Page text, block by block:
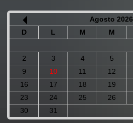
Agosto 2026
D
L M M
2
3 4 5
9
10 11 12
16
17 18 19
23
24 25 26
30
31